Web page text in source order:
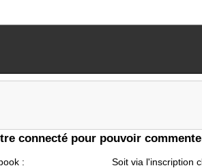
connecté pour pouvoir
: Soit via l'inscription